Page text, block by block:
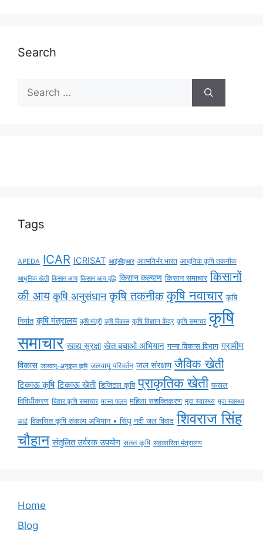
Search
Tags
APEDA ICAR ICRISAT आईसीएआर आत्मनिर्भर भारत आधुनिक कृषि तकनीक
आधुनिक खेती किसान आय किसान आय वृद्धि किसान कल्याण किसान समाचार किसानों
की आय कृषि अनुसंधान कृषि तकनीक कृषि नवाचार कृषि
निर्यात कृषि मंत्रालय कृषि मंत्री कृषि विकास कृषि विज्ञान केंद्र कृषि समाचर कृषि
समाचार खाद्य सुरक्षा खेत बचाओ अभियान गन्ना विकास विभाग ग्रामीण
विकास जलवायु-अनुकूल कृषि जलवायु परिवर्तन जल संरक्षण जैविक खेती
टिकाऊ कृषि टिकाऊ खेती डिजिटल कृषि प्राकृतिक खेती फसल
विविधीकरण बिहार कृषि समाचार मत्स्य पालन महिला सशक्तिकरण मृदा स्वास्थ्य मृदा स्वास्थ्य
कार्ड विकसित कृषि संकल्प अभियान • सिंधु नदी जल विवाद शिवराज सिंह
चौहान संतुलित उर्वरक उपयोग सतत कृषि सहकारिता मंत्रालय
Home
Blog